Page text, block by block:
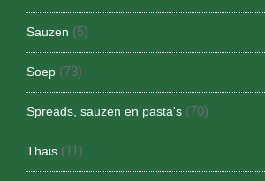
Sauzen (5)
Soep (73)
Spreads, sauzen en pasta's (70)
Thais (11)